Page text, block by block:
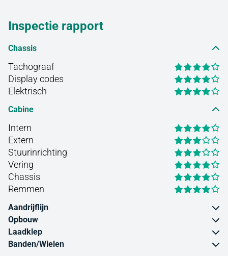
Inspectie rapport
Chassis
Tachograaf
Display codes
Elektrisch
Cabine
Intern
Extern
Stuurinrichting
Vering
Chassis
Remmen
Aandrijflijn
Opbouw
Laadklep
Banden/Wielen